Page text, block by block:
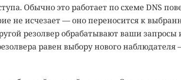
Обычно это работает по схеме DNS
не исчезает — оно переносится к
резолвер обрабатывают ваши запросы
равен выбору нового наблюдателя